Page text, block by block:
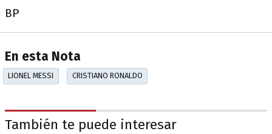
BP
En esta Nota
LIONEL MESSI CRISTIANO RONALDO
También te puede interesar